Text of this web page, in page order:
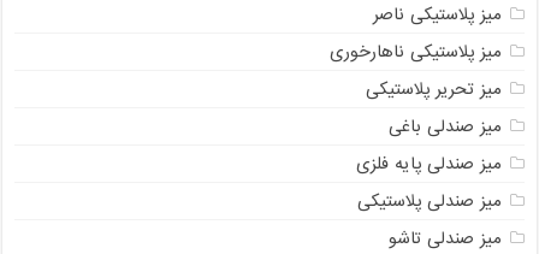
میز پلاستیکی ناصر
میز پلاستیکی ناهارخوری
میز تحریر پلاستیکی
میز صندلی باغی
میز صندلی پایه فلزی
میز صندلی پلاستیکی
میز صندلی تاشو